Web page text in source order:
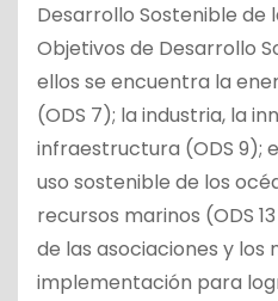
Desarrollo Sostenible de
Objetivos de Desarrollo
ellos se encuentra la
(ODS 7); la industria, la
infraestructura (ODS 9);
uso sostenible de los
recursos marinos (ODS
de las asociaciones y los
implementación para